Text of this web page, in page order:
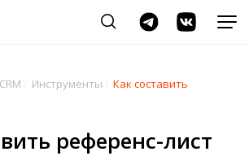
Инструменты
Как составить
референс-лист